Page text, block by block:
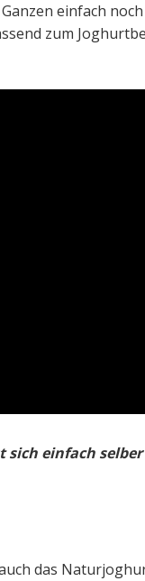
einfach
zum
sich einfach
das